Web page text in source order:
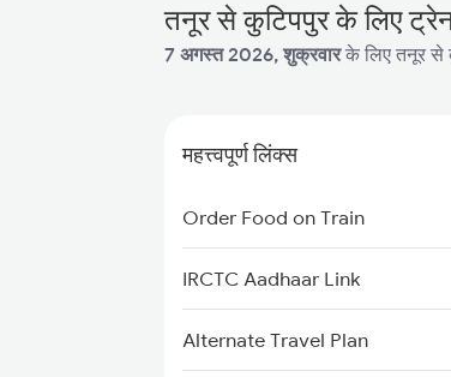
तनूर से कुटिपपुर के लिए
7 अगस्त 2026, शुक्रवारके लिए तनूर से
महत्त्वपूर्ण लिंक्स
Order Food on Train
IRCTC Aadhaar Link
Alternate Travel Plan